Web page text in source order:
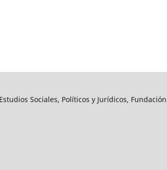
Sociales, Políticos y Jurídicos,